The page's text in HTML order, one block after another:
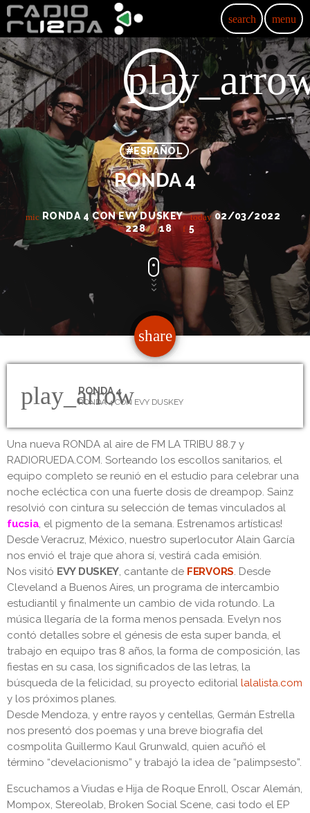
search menu
#ESPAÑOL
RONDA 4
mic RONDA 4 CON EVY DUSKEY today 02/03/2022
228
18 5
share
email
play_arrow
RONDA 4
RONDA 4 CON EVY DUSKEY
Una nueva RONDA al aire de FM LA TRIBU 88.7 y
RADIORUEDA.COM. Sorteando los escollos sanitarios, el
equipo completo se reunió en el estudio para celebrar una
noche ecléctica con una fuerte dosis de dreampop. Sainz
resolvió con cintura su selección de temas vinculados al
fucsia, el pigmento de la semana. Estrenamos artísticas!
Desde Veracruz, México, nuestro superlocutor Alain García
nos envió el traje que ahora sí, vestirá cada emisión.
Nos visitó EVY DUSKEY, cantante de FERVORS. Desde
Cleveland a Buenos Aires, un programa de intercambio
estudiantil y finalmente un cambio de vida rotundo. La
música llegaría de la forma menos pensada. Evelyn nos
contó detalles sobre el génesis de esta super banda, el
trabajo en equipo tras 8 años, la forma de composición, las
fiestas en su casa, los significados de las letras, la
búsqueda de la felicidad, su proyecto editorial lalalista.com
y los próximos planes.
Desde Mendoza, y entre rayos y centellas, Germán Estrella
nos presentó dos poemas y una breve biografía del
cosmpolita Guillermo Kaul Grunwald, quien acuñó el
término “develacionismo” y trabajó la idea de “palimpsesto”.
Escuchamos a Viudas e Hija de Roque Enroll, Oscar Alemán,
Mompox, Stereolab, Broken Social Scene, casi todo el EP